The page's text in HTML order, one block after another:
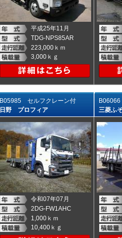
平成25年11月
TDG-NPS85AR
223,000ｋｍ
3,000ｋｇ
B05985 セルフクレーン付
日野 プロフィア
令和07年07月
2DG-FW1AHC
1,000ｋｍ
10,400ｋｇ
三菱ふ